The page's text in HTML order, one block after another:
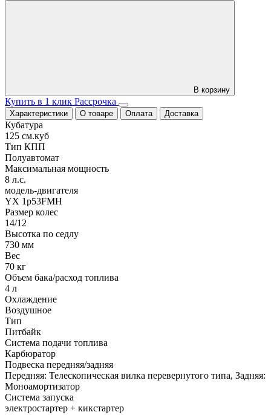
В корзину
Купить в 1 клик Рассрочка
Характеристики О товаре Оплата Доставка
Кубатура
125 см.куб
Тип КПП
Полуавтомат
Максимальная мощность
8 л.с.
модель-двигателя
YX 1p53FMH
Размер колес
14/12
Высотка по седлу
730 мм
Вес
70 кг
Объем бака/расход топлива
4 л
Охлаждение
Воздушное
Тип
Питбайк
Система подачи топлива
Карбюратор
Подвеска передняя/задняя
Передняя: Телескопическая вилка перевернутого типа, Задняя:
Моноамортизатор
Система запуска
электростартер + кикстартер